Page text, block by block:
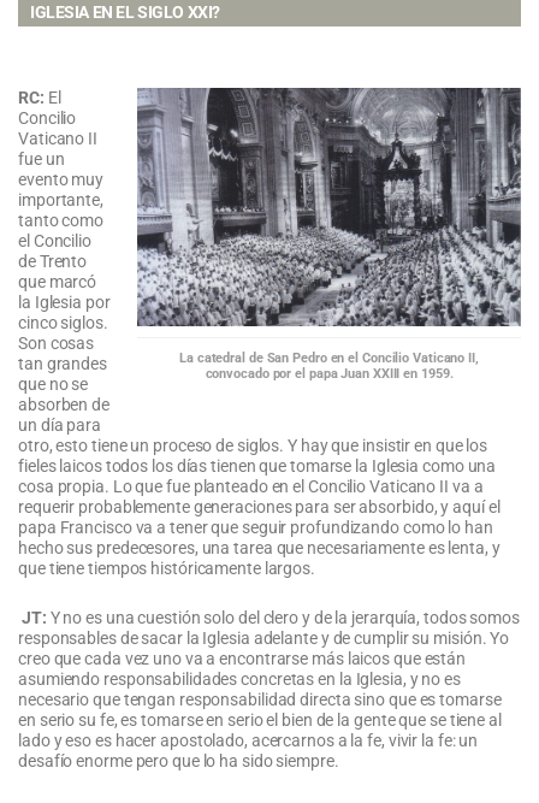
IGLESIA EN EL SIGLO XXI?
La catedral de San Pedro en el Concilio Vaticano II,
convocado por el papa Juan XXIII en 1959.
RC: El
Concilio
Vaticano II
fue un
evento muy
importante,
tanto como
el Concilio
de Trento
que marcó
la Iglesia por
cinco siglos.
Son cosas
tan grandes
que no se
absorben de
un día para
otro, esto tiene un proceso de siglos. Y hay que insistir en que los
fieles laicos todos los días tienen que tomarse la Iglesia como una
cosa propia. Lo que fue planteado en el Concilio Vaticano II va a
requerir probablemente generaciones para ser absorbido, y aquí el
papa Francisco va a tener que seguir profundizando como lo han
hecho sus predecesores, una tarea que necesariamente es lenta, y
que tiene tiempos históricamente largos.
JT: Y no es una cuestión solo del clero y de la jerarquía, todos somos
responsables de sacar la Iglesia adelante y de cumplir su misión. Yo
creo que cada vez uno va a encontrarse más laicos que están
asumiendo responsabilidades concretas en la Iglesia, y no es
necesario que tengan responsabilidad directa sino que es tomarse
en serio su fe, es tomarse en serio el bien de la gente que se tiene al
lado y eso es hacer apostolado, acercarnos a la fe, vivir la fe: un
desafío enorme pero que lo ha sido siempre.